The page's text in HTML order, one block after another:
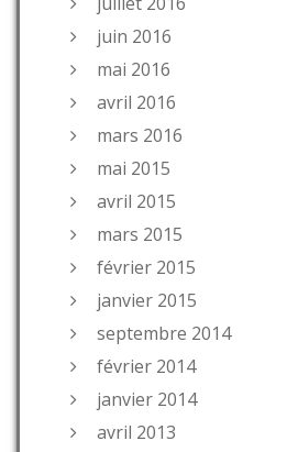
juin 2016
mai 2016
avril 2016
mars 2016
mai 2015
avril 2015
mars 2015
février 2015
janvier 2015
septembre 2014
février 2014
janvier 2014
avril 2013